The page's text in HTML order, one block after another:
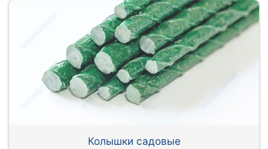
Колышки садовые